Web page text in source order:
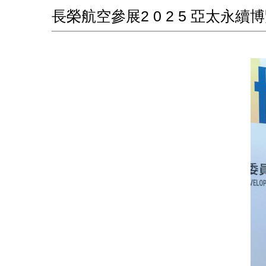
長榮航空參展2 0 2 5 亞太永續